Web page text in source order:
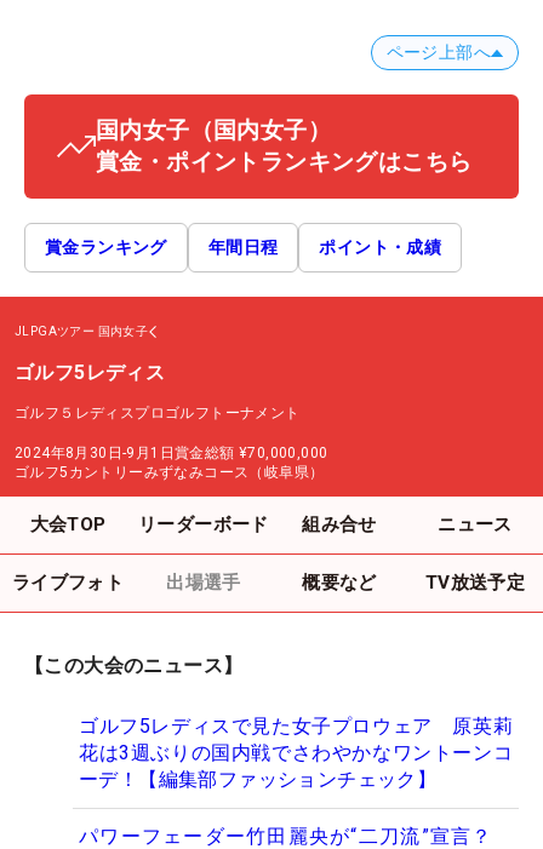
ページ上部へ
国内女子 （国内女子）
賞金・ポイントランキングはこちら
賞金ランキング 年間日程 ポイント・成績
JLPGAツアー 国内女子
ゴルフ5レディス
ゴルフ５レディスプロゴルフトーナメント
2024年8月30日-9月1日賞金総額 ¥70,000,000
ゴルフ5カントリーみずなみコース（岐阜県）
大会TOP リーダーボード 組み合せ ニュース
ライブフォト 出場選手 概要など TV放送予定
【この大会のニュース】
ゴルフ5レディスで見た女子プロウェア 原英莉
花は3週ぶりの国内戦でさわやかなワントーンコ
ーデ！【編集部ファッションチェック】
パワーフェーダー竹田麗央が“二刀流”宣言？